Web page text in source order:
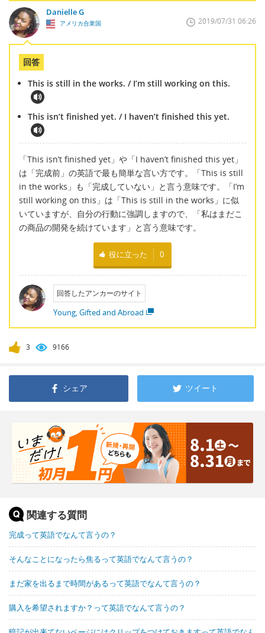
Danielle G
アメリカ合衆国 2019/07/31 06:26
回答
This is still in the works. / I’m still working on this.
This isn’t finished yet. / I haven’t finished this yet.
「This isn’t finished yet」や「I haven’t finished this yet」
は「完成前」の英語で最も簡単な言い方です。「This is still
in the works」も「完成していない」と言う意味です。「I’m
still working on this」は「This is still in the works」に似
いていますが、自分の行動に強調しますので、「私はまだこ
の商品の開発を続けています」と言う意味です。
役に立った 0
回答したアンカーのサイト
Young, Gifted and Abroad
3 9166
シェア ツイート
関連する質問
完成って英語でなんて言うの？
そんなことになったら焦るって英語でなんて言うの？
まだ家を出るまで時間があるって英語でなんて言うの？
購入を希望されますか？って英語でなんて言うの？